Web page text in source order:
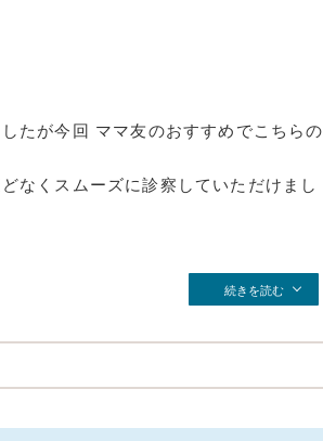
たが今回 ママ友のおすすめでこちらの
なくスムーズに診察していただけまし
続きを読む